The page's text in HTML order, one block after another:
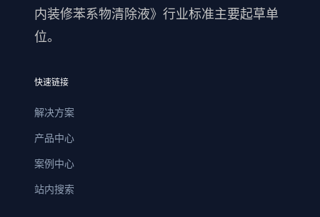
内装修苯系物清除液》行业标准主要起草单
位。
快速链接
解决方案
产品中心
案例中心
站内搜索